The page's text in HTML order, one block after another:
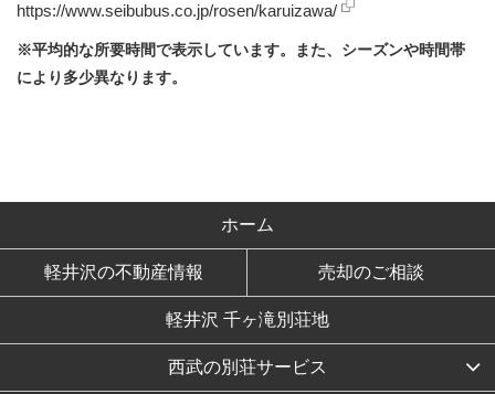
https://www.seibubus.co.jp/rosen/karuizawa/
※平均的な所要時間で表示しています。また、シーズンや時間帯
により多少異なります。
ホーム
軽井沢の不動産情報 売却のご相談
軽井沢 千ヶ滝別荘地
西武の別荘サービス